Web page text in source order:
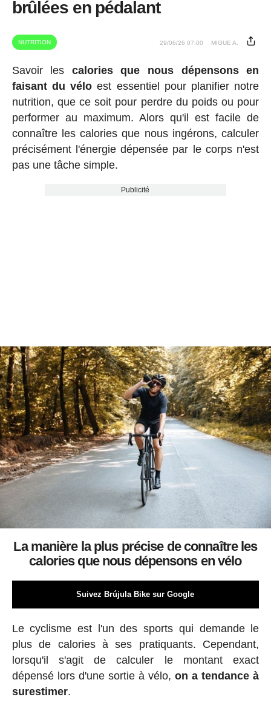
brûlées en pédalant
NUTRITION 29/06/26 07:00 MIGUE A.
Savoir les calories que nous dépensons en
faisant du vélo est essentiel pour planifier notre
nutrition, que ce soit pour perdre du poids ou pour
performer au maximum. Alors qu'il est facile de
connaître les calories que nous ingérons, calculer
précisément l'énergie dépensée par le corps n'est
pas une tâche simple.
Publicité
La manière la plus précise de connaître les
calories que nous dépensons en vélo
Suivez Brújula Bike sur Google
Le cyclisme est l'un des sports qui demande le
plus de calories à ses pratiquants. Cependant,
lorsqu'il s'agit de calculer le montant exact
dépensé lors d'une sortie à vélo,on a tendance à
surestimer.